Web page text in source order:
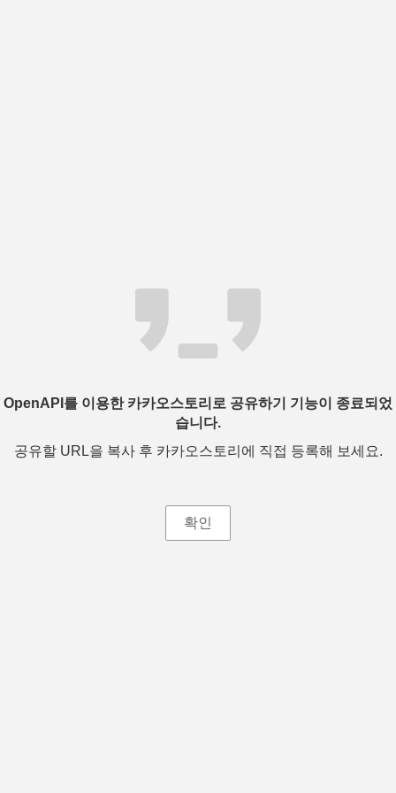
OpenAPI를 이용한 카카오스토리로 공유하기 기능이 종료되었
습니다.
공유할 URL을 복사 후 카카오스토리에 직접 등록해 보세요.
확인